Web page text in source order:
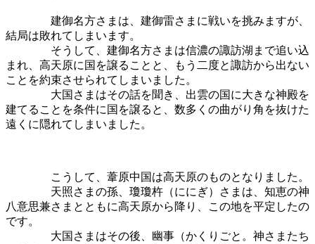
建御名方さまは、建御雷さまに戦いを挑みますが、
結局は敗れてしまいます。
そうして、建御名方さまは信濃の諏訪湖まで追い込
まれ、高天原に国を譲ることと、もう二度と諏訪から出ない
ことを約束させられてしまいました。
大国さまはその話を聞き、出雲の国に大きな神殿を
建てることを条件に国を譲ると、数多くの曲がり角を抜けた
遠くに隠れてしまいました。
こうして、葦原中国は高天原のものとなりました。
天照さまの孫、瓊瓊杵（ににぎ）さまは、知恵の神
八意思兼さまとともに高天原から降り、この地を平定したの
です。
大国さまはその後、幽事（かくりごと。神さまたち